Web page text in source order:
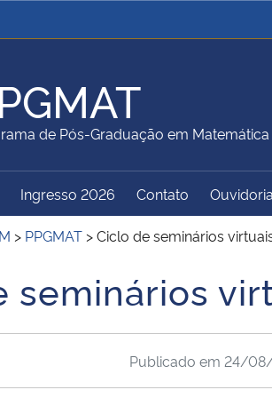
Ministério da Justiça e
Ministério da Educação
Ministério do Turismo
Ministério
Gabinete de Segurança
de Pós-Graduação em Matemática
do Sítio
Ingresso 2026 Contato Ouvidoria
> PPGMAT >Ciclo de seminários
seminários
Publicado em 24/08/